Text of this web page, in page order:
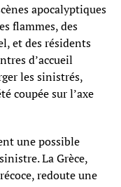
apocalyptiques
flammes, des
et des résidents
d’accueil
les sinistrés,
coupée sur l’axe
une possible
La Grèce,
redoute une